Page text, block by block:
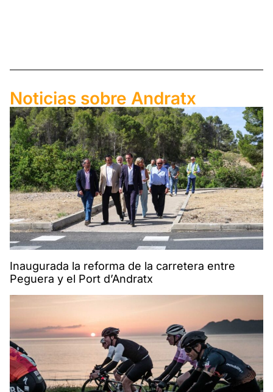
Noticias sobre Andratx
Inaugurada la reforma de la carretera entre
Peguera y el Port d’Andratx